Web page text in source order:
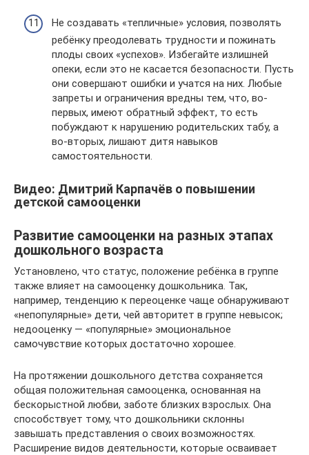
Не создавать «тепличные» условия, позволять
ребёнку преодолевать трудности и пожинать
плоды своих «успехов». Избегайте излишней
опеки, если это не касается безопасности. Пусть
они совершают ошибки и учатся на них. Любые
запреты и ограничения вредны тем, что, во-
первых, имеют обратный эффект, то есть
побуждают к нарушению родительских табу, а
во-вторых, лишают дитя навыков
самостоятельности.
Видео: Дмитрий Карпачёв о повышении
детской самооценки
Развитие самооценки на разных этапах
дошкольного возраста
Установлено, что статус, положение ребёнка в группе
также влияет на самооценку дошкольника. Так,
например, тенденцию к переоценке чаще обнаруживают
«непопулярные» дети, чей авторитет в группе невысок;
недооценку — «популярные» эмоциональное
самочувствие которых достаточно хорошее.
На протяжении дошкольного детства сохраняется
общая положительная самооценка, основанная на
бескорыстной любви, заботе близких взрослых. Она
способствует тому, что дошкольники склонны
завышать представления о своих возможностях.
Расширение видов деятельности, которые осваивает